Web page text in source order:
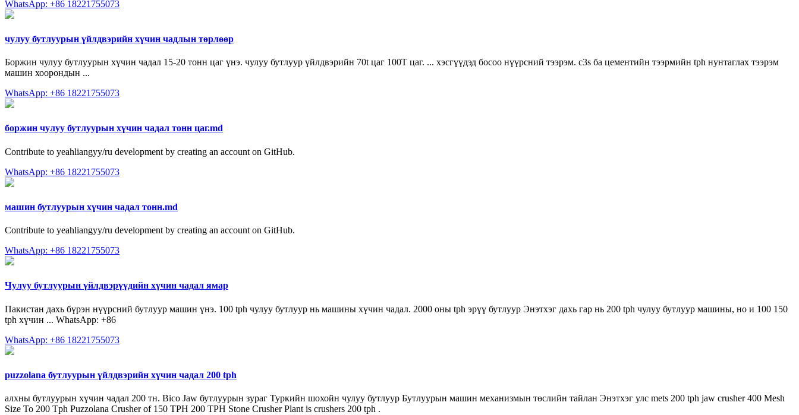
WhatsApp: +86 18221755073
чулуу бутлуурын үйлдвэрийн хүчин чадлын төрлөөр
Боржин чулуу бутлуурын хүчин чадал 15-20 тонн цаг үнэ. чулуу бутлуур үйлдвэрийн 70t цаг 100T цаг. ... хэсгүүдэд босоо нүүрсний тээрэм. c3s ба цементийн тээрмийн tph нунтаглах тээрэм
машин хоорондын ...
WhatsApp: +86 18221755073
боржин чулуу бутлуурын хүчин чадал тонн цаг.md
Contribute to yeahliangyy/ru development by creating an account on GitHub.
WhatsApp: +86 18221755073
машин бутлуурын хүчин чадал тонн.md
Contribute to yeahliangyy/ru development by creating an account on GitHub.
WhatsApp: +86 18221755073
Чулуу бутлуурын үйлдвэрүүдийн хүчин чадал ямар
Пакистан дахь бүрэн нүүрсний бутлуур машин үнэ. 100 tph чулуу бутлуур нь машины хүчин чадал. 2000 оны tph эрүү бутлуур Энэтхэг дахь гар нь 200 tph чулуу бутлуур машины, но и 100 150
tph хүчин ... WhatsApp: +86
WhatsApp: +86 18221755073
puzzolana бутлуурын үйлдвэрийн хүчин чадал 200 tph
алхны бутлуурын хүчин чадал 200 тн. Bico Jaw бутлуурын зураг Туркийн шохойн чулуу бутлуур Бутлуурын машин механизмын төслийн тайлан Энэтхэг улс mets 200 tph jaw crusher 400 Mesh
Size To 200 Tph Puzzolana Crusher of 150 TPH 200 TPH Stone Crusher Plant is crushers 200 tph .